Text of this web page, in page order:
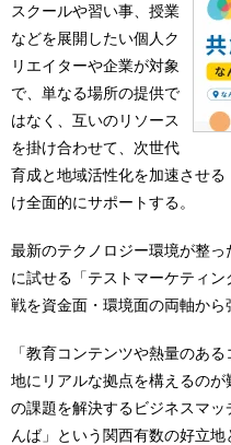
スクールや習い事、授業
などを展開したい個人ク
リエイターや企業が対象
で、単なる場所の提供で
はなく、互いのリソース
を掛け合わせて、次世代
育成と地域活性化を加速させ
け全面的にサポートする。
最新のテクノロジー環境が整
に試せる「テストマーケティ
戦を資金面・環境面の両軸から
「教育コンテンツや熱量のあ
地にリアルな拠点を構えるの
の課題を解決するビジネスマ
んば」という関西有数の好立